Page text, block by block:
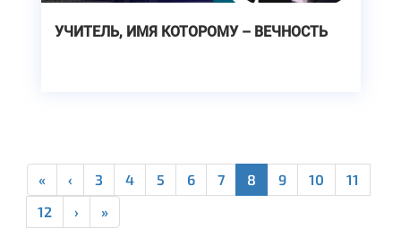
УЧИТЕЛЬ, ИМЯ КОТОРОМУ – ВЕЧНОСТЬ
« ‹ 3 4 5 6 7 8 9 10
11
12
› »